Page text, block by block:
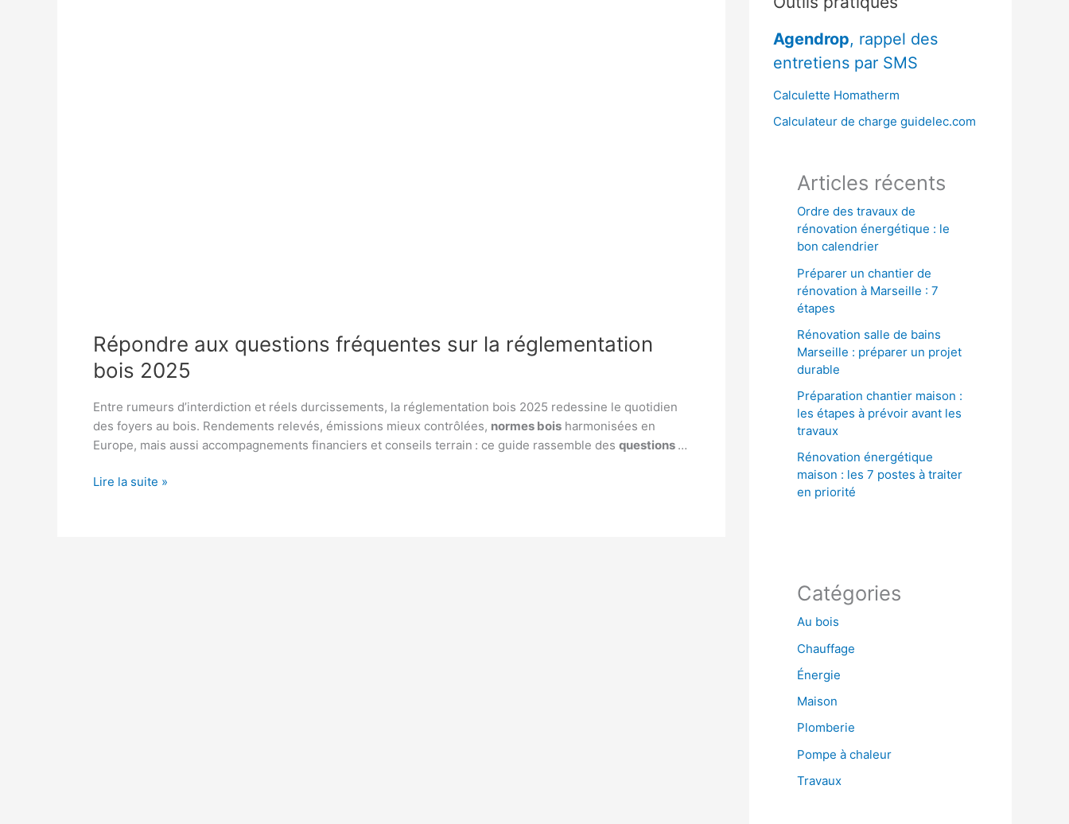
Répondre aux questions fréquentes sur la réglementation
bois 2025
Entre rumeurs d’interdiction et réels durcissements, la réglementation bois 2025 redessine le quotidien
des foyers au bois. Rendements relevés, émissions mieux contrôlées, normes bois harmonisées en
Europe, mais aussi accompagnements financiers et conseils terrain : ce guide rassemble des questions …
Répondre
Lire la suite »
c
h
e
r
Agendrop, rappel des
entretiens par SMS
Calculette Homatherm
Calculateur de charge guidelec.com
Articles récents
Ordre des travaux de
rénovation énergétique : le
bon calendrier
Préparer un chantier de
rénovation à Marseille : 7
étapes
Rénovation salle de bains
Marseille : préparer un projet
durable
Préparation chantier maison :
les étapes à prévoir avant les
travaux
Rénovation énergétique
maison : les 7 postes à traiter
en priorité
Catégories
Au bois
Chauffage
Énergie
Maison
Plomberie
Pompe à chaleur
Travaux